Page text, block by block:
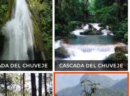
DEL CHUVEJE CASCADA DEL CHUVEJE